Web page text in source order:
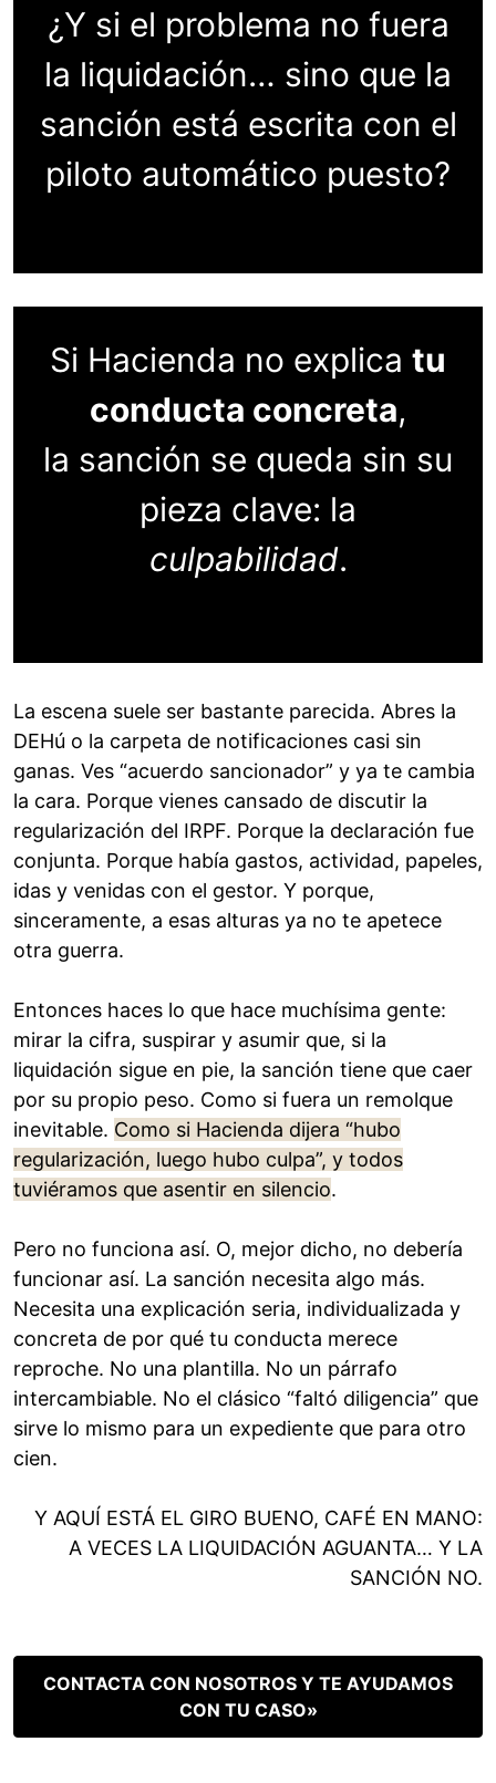
¿Y si el problema no fuera
la liquidación… sino que la
sanción está escrita con el
piloto automático puesto?
Si Hacienda no explica tu
conducta concreta,
la sanción se queda sin su
pieza clave: la
culpabilidad.
La escena suele ser bastante parecida. Abres la
DEHú o la carpeta de notificaciones casi sin
ganas. Ves “acuerdo sancionador” y ya te cambia
la cara. Porque vienes cansado de discutir la
regularización del IRPF. Porque la declaración fue
conjunta. Porque había gastos, actividad, papeles,
idas y venidas con el gestor. Y porque,
sinceramente, a esas alturas ya no te apetece
otra guerra.
Entonces haces lo que hace muchísima gente:
mirar la cifra, suspirar y asumir que, si la
liquidación sigue en pie, la sanción tiene que caer
por su propio peso. Como si fuera un remolque
inevitable. Como si Hacienda dijera “hubo
regularización, luego hubo culpa”, y todos
tuviéramos que asentir en silencio.
Pero no funciona así. O, mejor dicho, no debería
funcionar así. La sanción necesita algo más.
Necesita una explicación seria, individualizada y
concreta de por qué tu conducta merece
reproche. No una plantilla. No un párrafo
intercambiable. No el clásico “faltó diligencia” que
sirve lo mismo para un expediente que para otro
cien.
Y AQUÍ ESTÁ EL GIRO BUENO, CAFÉ EN MANO:
A VECES LA LIQUIDACIÓN AGUANTA… Y LA
SANCIÓN NO.
CONTACTA CON NOSOTROS Y TE AYUDAMOS
CON TU CASO»